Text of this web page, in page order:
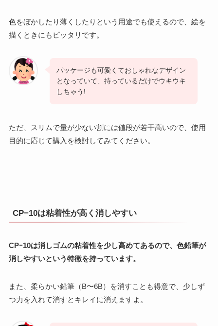
色をぼかしたり薄くしたりという用途でも使えるので、絵を
描くときにもピッタリです。
パッケージも可愛くておしゃれなデザイン
となっていて、持っているだけでウキウキ
しちゃう!
ただ、スリムで量が少ない割には値段が若干高いので、使用
目的に応じて購入を検討してみてください。
CP−10は粘着性が高く消しやすい
CPｰ10は消しゴムの粘着性を少し高めてあるので、色鉛筆が
消しやすいという特徴を持っています。
また、柔らかい鉛筆（B〜6B）を消すことも得意で、少しず
つ力を入れて消すとキレイに消えますよ。